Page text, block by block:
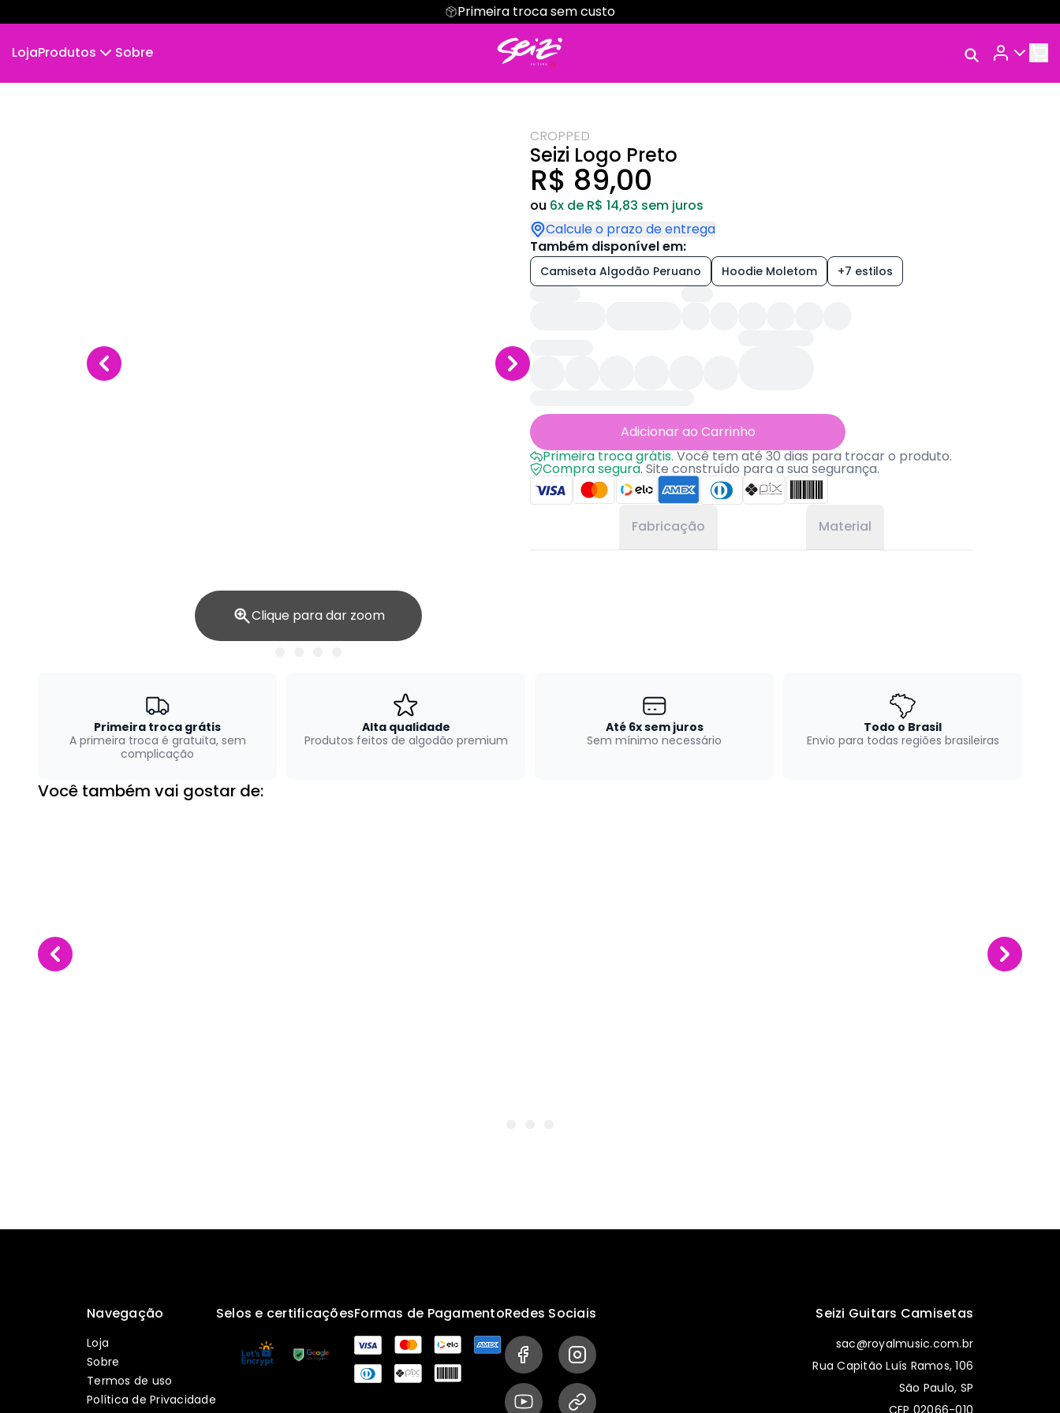
Primeira troca sem custo
LojaProdutos
Camiseta
Camiseta Infantil Regata
Cropped
Sobre
Rastrear Meu
Clique para dar zoom
CROPPED
Seizi Logo Preto
R$ 89,00
ou 6x de R$ 14,83 sem juros
Calcule o prazo de entrega
Também disponível em:
Camiseta Algodão Peruano Hoodie Moletom +7 estilos
Adicionar ao Carrinho
Primeira troca grátis.Você tem até 30 dias para trocar o produto.
Compra segura.Site construído para a sua segurança.
Fabricação Material
Primeira troca grátis
A primeira troca é gratuita, sem
complicação
Alta qualidade
Produtos feitos de algodão premium
Até 6x sem juros
Sem mínimo necessário
Todo o Brasil
Envio para todas regiões brasileiras
Você também vai gostar de:
Navegação
Loja
Sobre
Termos de uso
Política de Privacidade
Selos e certificaçõesFormas de PagamentoRedes Sociais Seizi Guitars Camisetas
sac@royalmusic.com.br
Rua Capitão Luís Ramos, 106
São Paulo, SP
CEP 02066-010